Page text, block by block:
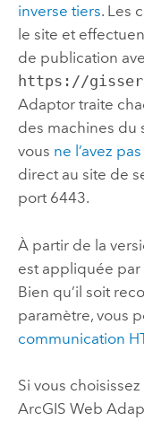
inverse tiers. Les
le site et
de publication
https://
Adaptor traite
des machines du
vous ne l’avez
direct au site de
port 6443.
À partir de la
est appliquée par
Bien qu’il soit
paramètre, vous
communication
Si vous
ArcGIS Web